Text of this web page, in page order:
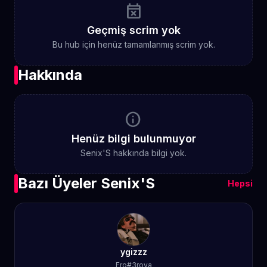
event_busy
Geçmiş scrim yok
Bu hub için henüz tamamlanmış scrim yok.
Hakkında
info
Henüz bilgi bulunmuyor
Senix'S hakkında bilgi yok.
Bazı Üyeler Senix'S Hepsi
ygizzz
Ero#3rova